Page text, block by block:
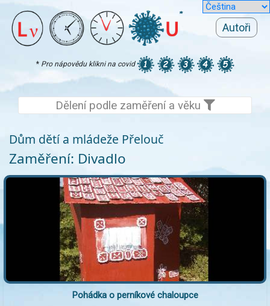
Autoři
* Pro nápovědu klikni na covid
Dělení podle zaměření a věku
Dům dětí a mládeže Přelouč
Zaměření: Divadlo
Pohádka o perníkové chaloupce